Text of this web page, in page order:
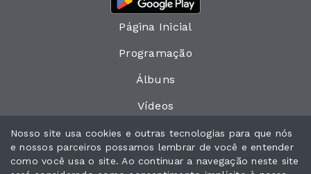
Página Inicial
Programação
Álbuns
Vídeos
Eventos
Recados
Nosso site usa cookies e outras tecnologias para que nós
e nossos parceiros possamos lembrar de você e entender
como você usa o site. Ao continuar a navegação neste site